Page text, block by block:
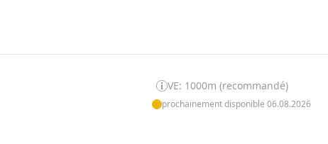
VE: 1000m (recommandé)
prochainement disponible 06.08.2026